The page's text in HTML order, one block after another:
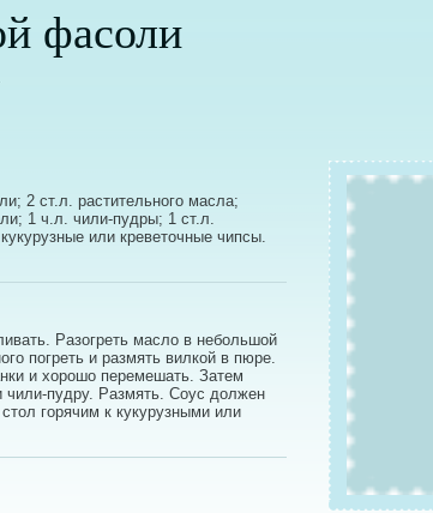
фасоли
2 ст.л. растительного масла;
1 ч.л. чили-пудры; 1 ст.л.
или креветочные чипсы.
Разогреть масло в небольшой
погреть и размять вилкой в пюре.
и хорошо перемешать. Затем
чили-пудру. Размять. Соус должен
горячим к кукурузными или